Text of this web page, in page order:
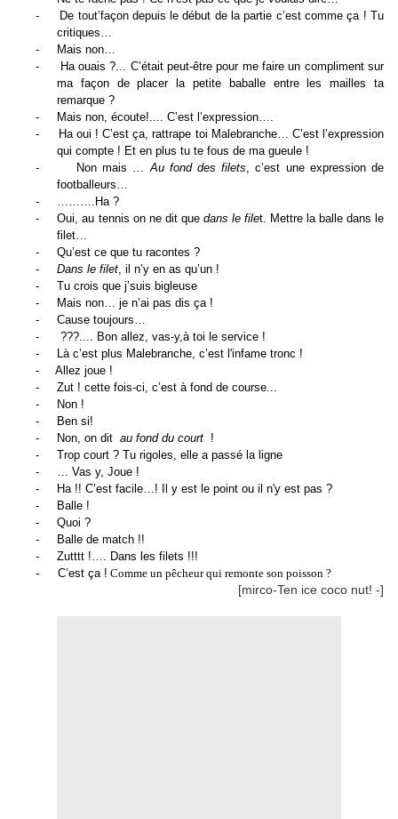
-
De tout’façon depuis le début de la partie c’est comme ça ! Tu
critiques…
-
Mais non…
-
Ha ouais ?... C’était peut-être pour me faire un compliment sur
ma façon de placer la petite baballe entre les mailles ta
remarque ?
-
Mais non, écoute!.... C’est l’expression….
-
Ha oui ! C’est ça, rattrape toi Malebranche… C’est l’expression
qui compte ! Et en plus tu te fous de ma gueule !
-
Non mais …Au fond des filets, c’est une expression de
footballeurs…
-
……….Ha ?
-
Oui, au tennis on ne dit que dans le filet. Mettre la balle dans le
filet…
-
Qu’est ce que tu racontes ?
-
Dans le filet, il n’y en as qu’un !
-
Tu crois que j’suis bigleuse
-
Mais non… je n’ai pas dis ça !
-
Cause toujours…
-
???.... Bon allez, vas-y,à toi le service !
-
Là c’est plus Malebranche, c’est l'infame tronc !
-
Allez joue !
-
Zut ! cette fois-ci, c’est à fond de course...
-
Non !
-
Ben si!
-
Non, on dit au fond du court !
-
Trop court ? Tu rigoles, elle a passé la ligne
-
… Vas y, Joue !
-
Ha !! C’est facile…! Il y est le point ou il n'y est pas ?
-
Balle !
-
Quoi ?
-
Balle de match !!
-
Zutttt !…. Dans les filets !!!
- C’est ça ! Comme un pêcheur qui remonte son poisson ?
[mirco-Ten ice coco nut! -]